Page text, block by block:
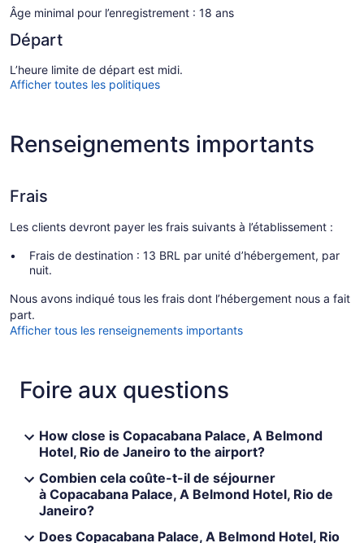
Âge minimal pour l’enregistrement : 18 ans
Départ
L’heure limite de départ est midi.
Afficher toutes les politiques
Renseignements importants
Frais
Les clients devront payer les frais suivants à l’établissement :
Frais de destination : 13 BRL par unité d’hébergement, par
nuit.
Nous avons indiqué tous les frais dont l’hébergement nous a fait
part.
Afficher tous les renseignements importants
Foire aux questions
How close is Copacabana Palace, A Belmond
Hotel, Rio de Janeiro to the airport?
Combien cela coûte-t-il de séjourner
à Copacabana Palace, A Belmond Hotel, Rio de
Janeiro?
Does Copacabana Palace, A Belmond Hotel, Rio